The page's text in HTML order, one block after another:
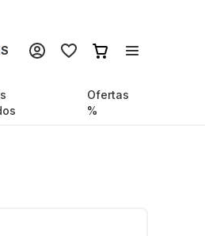
Ofertas
%